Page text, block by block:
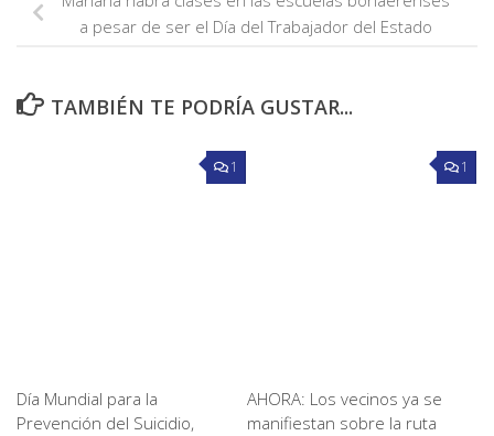
a pesar de ser el Día del Trabajador del Estado
TAMBIÉN TE PODRÍA GUSTAR...
1
Día Mundial para la
Prevención del Suicidio,
1
AHORA: Los vecinos ya se
manifiestan sobre la ruta